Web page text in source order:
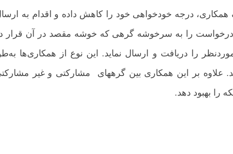
همکاری، درجه خودخواهی خود را کاهش داده و اقدام به
را به سرخوشه گرهی که خوشه مقصد در آن قرار
را دریافت و ارسال نماید. این نوع از همکاری‌ها
علاوه بر این همکاری بین گره­های مشارکتی و غیر
بهبود دهد.